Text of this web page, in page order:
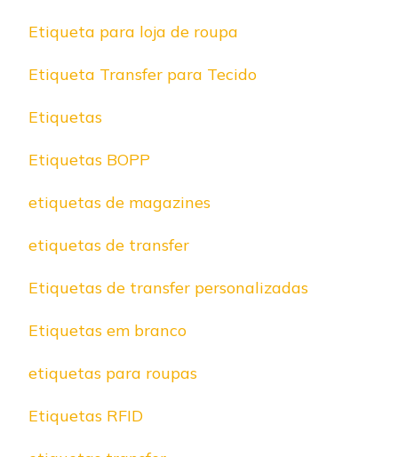
Etiqueta para loja de roupa
Etiqueta Transfer para Tecido
Etiquetas
Etiquetas BOPP
etiquetas de magazines
etiquetas de transfer
Etiquetas de transfer personalizadas
Etiquetas em branco
etiquetas para roupas
Etiquetas RFID